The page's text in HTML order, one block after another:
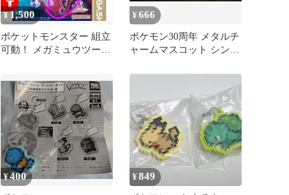
¥1,500
ポケットモンスター 組立
可動！ メガミュウツーY
¥666
ポケモン30周年 メタルチ
ャームマスコット シンオ
¥400 ¥849